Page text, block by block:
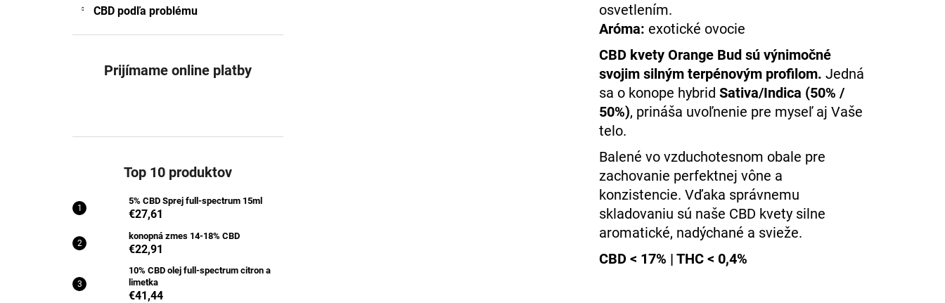
CBD podľa problému
Prijímame online platby
Top 10 produktov
5% CBD Sprej full-spectrum 15ml
€27,61
konopná zmes 14-18% CBD
€22,91
10% CBD olej full-spectrum citron a
limetka
€41,44
osvetlením.
Aróma: exotické ovocie
CBD kvety Orange Bud sú výnimočné
svojim silným terpénovým profilom. Jedná
sa o konope hybrid Sativa/Indica (50% /
50%), prináša uvoľnenie pre myseľ aj Vaše
telo.
Balené vo vzduchotesnom obale pre
zachovanie perfektnej vône a
konzistencie. Vďaka správnemu
skladovaniu sú naše CBD kvety silne
aromatické, nadýchané a svieže.
CBD < 17% | THC < 0,4%